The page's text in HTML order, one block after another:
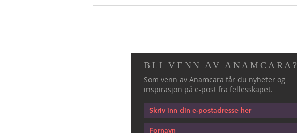
BLI VENN AV ANAMCARA?
Som venn av Anamcara får du nyheter og
inspirasjon på e-post fra fellesskapet.